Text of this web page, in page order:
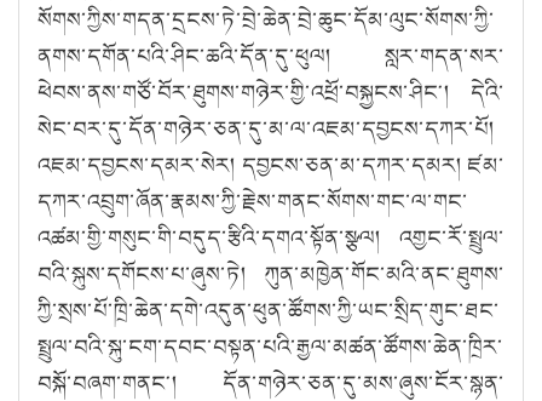
སོགས་ཀྱིས་གདན་དྲངས་ཏེ་བྲེ་ཆེན་བྲེ་ཆུང་དོམ་ལུང་སོགས་ཀྱི་
ནགས་དགོན་པའི་ཤིང་ཆའི་དོན་དུ་ཕུལ། སླར་གདན་སར་
ཕེབས་ནས་གཙོ་བོར་ཐུགས་གཉེར་གྱི་འཕྲོ་བསྐྱངས་ཤིང༌། དེའི་
སེང་བར་དུ་དོན་གཉེར་ཅན་དུ་མ་ལ་འཇམ་དབྱངས་དཀར་པོ།
འཇམ་དབྱངས་དམར་སེར། དབྱངས་ཅན་མ་དཀར་དམར། ཛམ་
དཀར་འབྲུག་ཞོན་རྣམས་ཀྱི་རྗེས་གནང་སོགས་གང་ལ་གང་
འཚམ་གྱི་གསུང་གི་བདུད་རྩིའི་དགའ་སྟོན་སྩལ། འགྱང་རོ་སྤྲུལ་
བའི་སྐུས་དགོངས་པ་ཞུས་ཏེ། ཀུན་མཁྱེན་གོང་མའི་ནང་ཐུགས་
ཀྱི་སྲས་པོ་ཁྲི་ཆེན་དགེ་འདུན་ཕུན་ཚོགས་ཀྱི་ཡང་སྲིད་གུང་ཐང་
སྤྲུལ་བའི་སྐུ་ངག་དབང་བསྟན་པའི་རྒྱལ་མཚན་ཚོགས་ཆེན་ཁྲིར་
བསྐོ་བཞག་གནང༌། དོན་གཉེར་ཅན་དུ་མས་ཞུས་ངོར་སྙན་